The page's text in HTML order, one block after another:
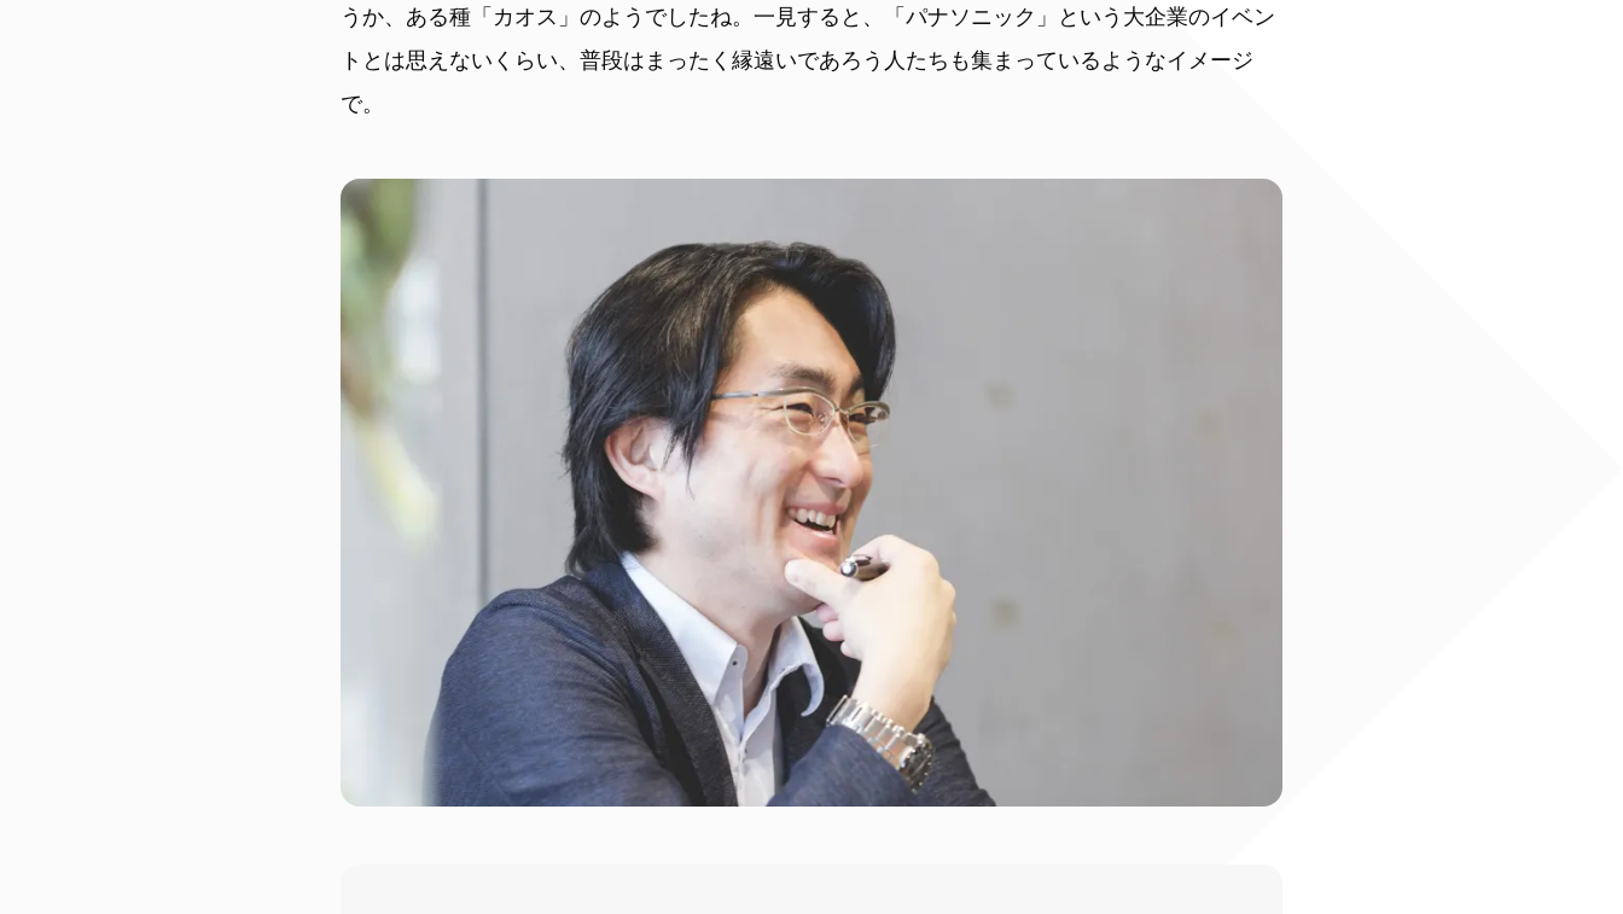
うか、ある種「カオス」のようでしたね。一見すると、「パナソニック」という大企業のイベン
トとは思えないくらい、普段はまったく縁遠いであろう人たちも集まっているようなイメージ
で。